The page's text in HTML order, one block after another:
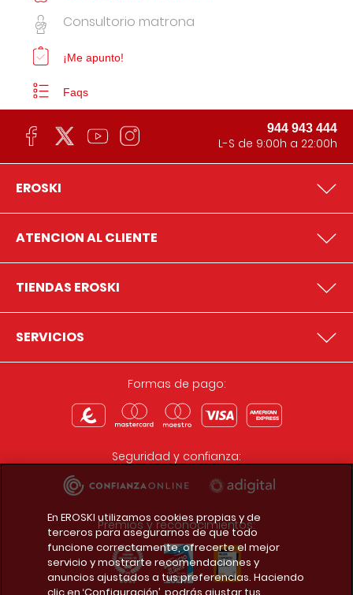
Consultorio matrona
¡Me apunto!
Faqs
944 943 444
L-S de 9:00h a 22:00h
EROSKI
ATENCION AL CLIENTE
TIENDAS EROSKI
SERVICIOS
Formas de pago:
Seguridad y confianza:
Premios y reconocimientos:
En EROSKI utilizamos cookies propias y de
terceros para asegurarnos de que todo
funcione correctamente, ofrecerte el mejor
servicio y mostrarte recomendaciones y
anuncios ajustados a tus preferencias. Haciendo
clic en ‘Configuración’, podrás ajustar tus